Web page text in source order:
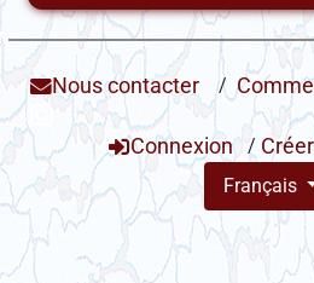
Nous contacter /
Connexion /
Français